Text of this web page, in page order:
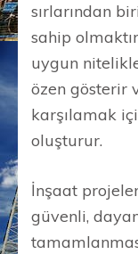
sırlarından
sahip
uygun
özen gösterir
karşılamak
oluşturur.
İnşaat
güvenli,